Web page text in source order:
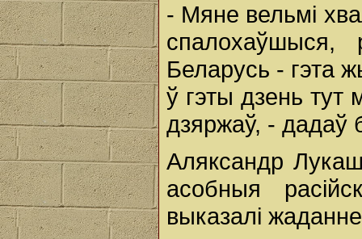
- Мяне вельмі
спалохаўшыся,
Беларусь - гэта
ў гэты дзень тут
дзяржаў, - дадаў
Аляксандр
асобныя
выказалі